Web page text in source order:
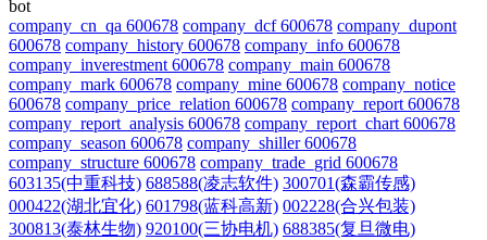
bot
company_cn_qa 600678 company_dcf 600678 company_dupont
600678 company_history 600678 company_info 600678
company_inverestment 600678 company_main 600678
company_mark 600678 company_mine 600678 company_notice
600678 company_price_relation 600678 company_report 600678
company_report_analysis 600678 company_report_chart 600678
company_season 600678 company_shiller 600678
company_structure 600678 company_trade_grid 600678
603135(中重科技) 688588(凌志软件) 300701(森霸传感)
000422(湖北宜化) 601798(蓝科高新) 002228(合兴包装)
300813(泰林生物) 920100(三协电机) 688385(复旦微电)